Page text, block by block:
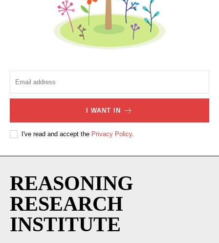
I WANT IN
I've read and accept the Privacy Policy.
REASONING
RESEARCH
INSTITUTE